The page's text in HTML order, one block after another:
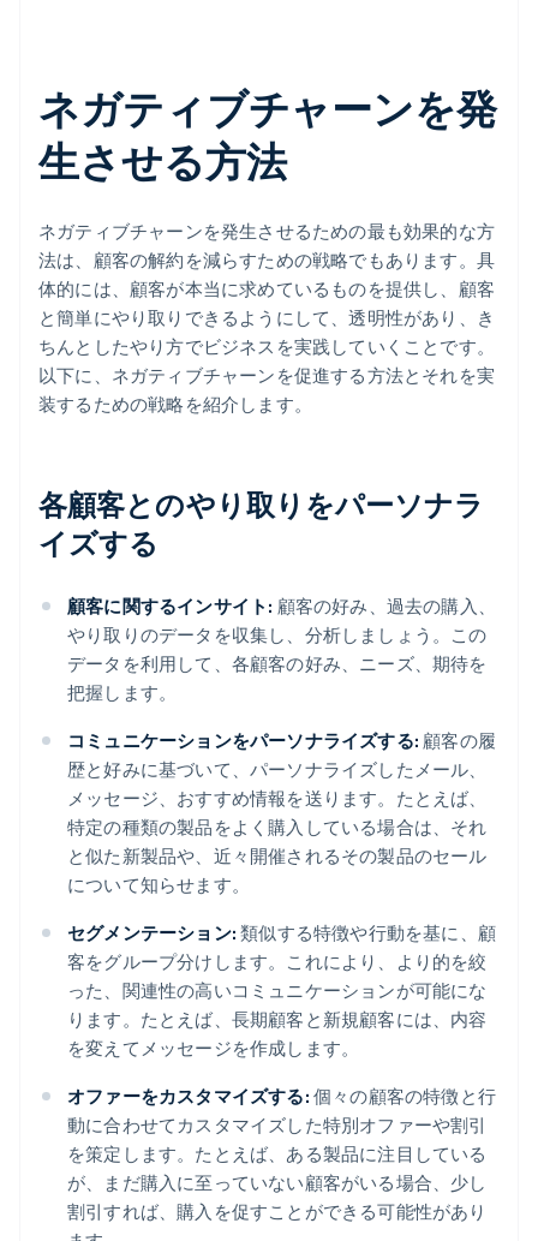
ネガティブチャーンを発
生させる方法
ネガティブチャーンを発生させるための最も効果的な方
法は、顧客の解約を減らすための戦略でもあります。具
体的には、顧客が本当に求めているものを提供し、顧客
と簡単にやり取りできるようにして、透明性があり、き
ちんとしたやり方でビジネスを実践していくことです。
以下に、ネガティブチャーンを促進する方法とそれを実
装するための戦略を紹介します。
各顧客とのやり取りをパーソナラ
イズする
顧客に関するインサイト: 顧客の好み、過去の購入、
やり取りのデータを収集し、分析しましょう。この
データを利用して、各顧客の好み、ニーズ、期待を
把握します。
コミュニケーションをパーソナライズする: 顧客の履
歴と好みに基づいて、パーソナライズしたメール、
メッセージ、おすすめ情報を送ります。たとえば、
特定の種類の製品をよく購入している場合は、それ
と似た新製品や、近々開催されるその製品のセール
について知らせます。
セグメンテーション: 類似する特徴や行動を基に、顧
客をグループ分けします。これにより、より的を絞
った、関連性の高いコミュニケーションが可能にな
ります。たとえば、長期顧客と新規顧客には、内容
を変えてメッセージを作成します。
オファーをカスタマイズする: 個々の顧客の特徴と行
動に合わせてカスタマイズした特別オファーや割引
を策定します。たとえば、ある製品に注目している
が、まだ購入に至っていない顧客がいる場合、少し
割引すれば、購入を促すことができる可能性があり